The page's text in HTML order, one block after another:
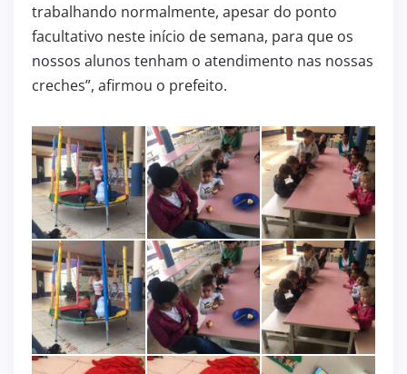
trabalhando normalmente, apesar do ponto
facultativo neste início de semana, para que os
nossos alunos tenham o atendimento nas nossas
creches”, afirmou o prefeito.